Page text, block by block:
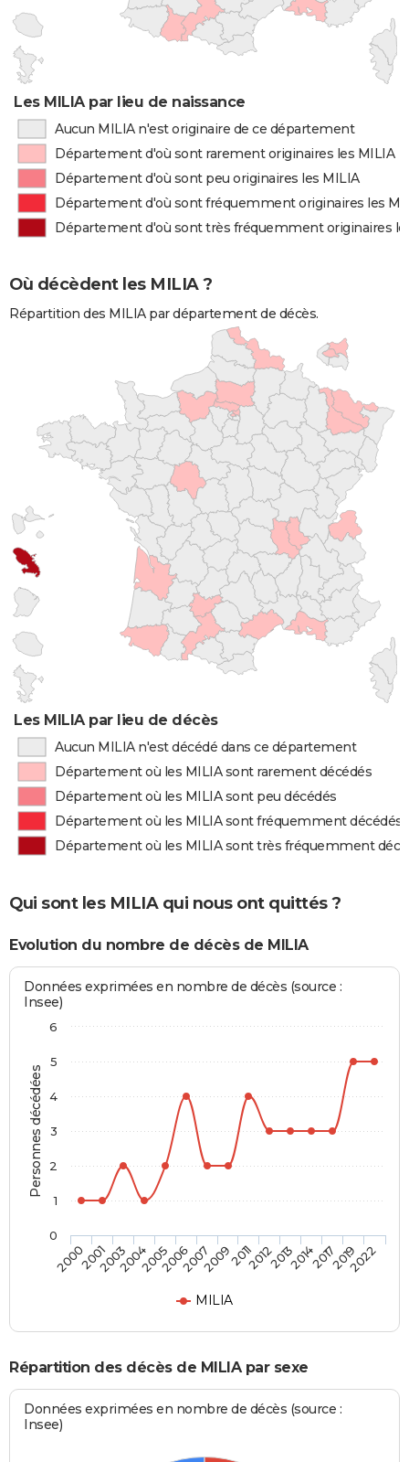
Les MILIA par lieu de naissance
Aucun MILIA n'est originaire de ce département
Département d'où sont rarement originaires les MILIA
Département d'où sont peu originaires les MILIA
Département d'où sont fréquemment originaires les
Département d'où sont très fréquemment originaires
Où décèdent les MILIA ?
Répartition des MILIA par département de décès.
Les MILIA par lieu de décès
Aucun MILIA n'est décédé dans ce département
Département où les MILIA sont rarement décédés
Département où les MILIA sont peu décédés
Département où les MILIA sont fréquemment décédés
Département où les MILIA sont très fréquemment
Qui sont les MILIA qui nous ont quittés ?
Evolution du nombre de décès de MILIA
Personnes décédées
Données exprimées en nombre de décès (source :
Insee)
MILIA
200020012003200420052006200720092011201220132014201720192022
0
1
2
3
4
5
6
Répartition des décès de MILIA par sexe
Données exprimées en nombre de décès (source :
Insee)